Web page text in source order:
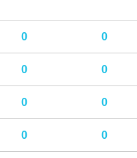
0 0
0 0
0 0
0 0